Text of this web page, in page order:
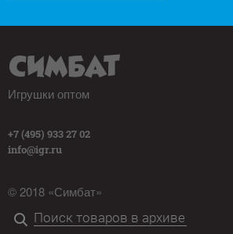
Игрушки оптом
+7 (495) 933 27 02
info@igr.ru
© 2018 «Симбат»